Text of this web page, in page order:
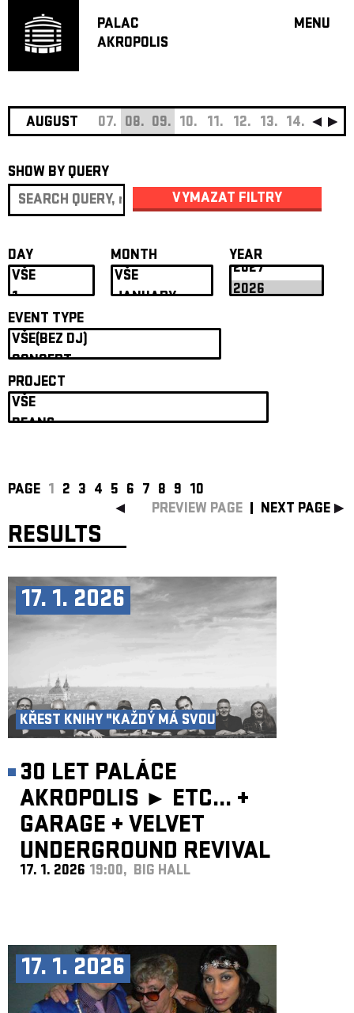
PALAC
AKROPOLIS
MENU
JAZZ
THEATRE
OFF
ABOUT
PROJECTS
AUGUST 07. 08. 09. 10. 11. 12. 13. 14. 15.
SHOW BY QUERY
VYMAZAT FILTRY
DAY MONTH YEAR
EVENT TYPE
PROJECT
PAGE 1 2 3 4 5 6 7 8 9 10
PREVIEW PAGE
NEXT PAGE
RESULTS
17. 1. 2026
KŘEST KNIHY "KAŽDÝ MÁ SVOU
30 LET PALÁCE
AKROPOLIS ► ETC... +
GARAGE + VELVET
UNDERGROUND REVIVAL
BAND
17. 1. 2026 19:00, BIG HALL
17. 1. 2026